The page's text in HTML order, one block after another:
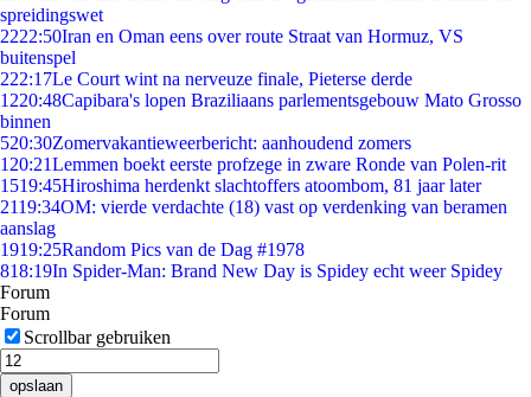
spreidingswet
2222:50Iran en Oman eens over route Straat van Hormuz, VS
buitenspel
222:17Le Court wint na nerveuze finale, Pieterse derde
1220:48Capibara's lopen Braziliaans parlementsgebouw Mato Grosso
binnen
520:30Zomervakantieweerbericht: aanhoudend zomers
1 20:21Lemmen boekt eerste profzege in zware Ronde van Polen-rit
1519:45Hiroshima herdenkt slachtoffers atoombom, 81 jaar later
2119:34OM: vierde verdachte (18) vast op verdenking van beramen
aanslag
1919:25Random Pics van de Dag #1978
818:19In Spider-Man: Brand New Day is Spidey echt weer Spidey
Forum
Forum
Scrollbar gebruiken
opslaan